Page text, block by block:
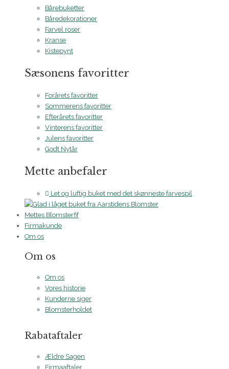
Bårebuketter
Båredekorationer
Farvel roser
Kranse
Kistepynt
Sæsonens favoritter
Forårets favoritter
Sommerens favoritter
Efterårets favoritter
Vinterens favoritter
Julens favoritter
Godt Nytår
Mette anbefaler
Let og luftig buket med det skønneste farvespil
Mettes Blomsterfif
Firmakunde
Om os
Om os
Om os
Vores historie
Kunderne siger
Blomsterholdet
Rabataftaler
Ældre Sagen
Firmaaftaler